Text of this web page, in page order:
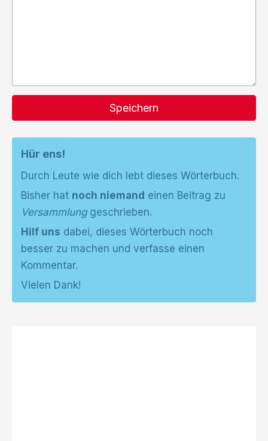
Speichern
Hür ens!
Durch Leute wie dich lebt dieses Wörterbuch.
Bisher hat noch niemand einen Beitrag zu
Versammlunggeschrieben.
Hilf uns dabei, dieses Wörterbuch noch
besser zu machen und verfasse einen
Kommentar.
Vielen Dank!